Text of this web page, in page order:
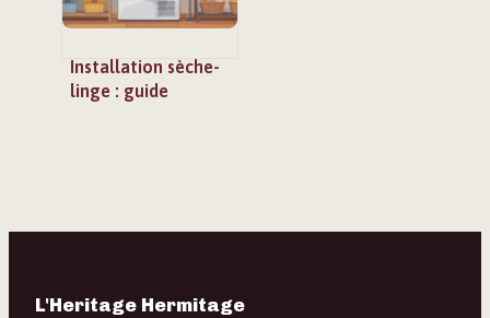
Installation sèche-
linge : guide
L'Heritage Hermitage